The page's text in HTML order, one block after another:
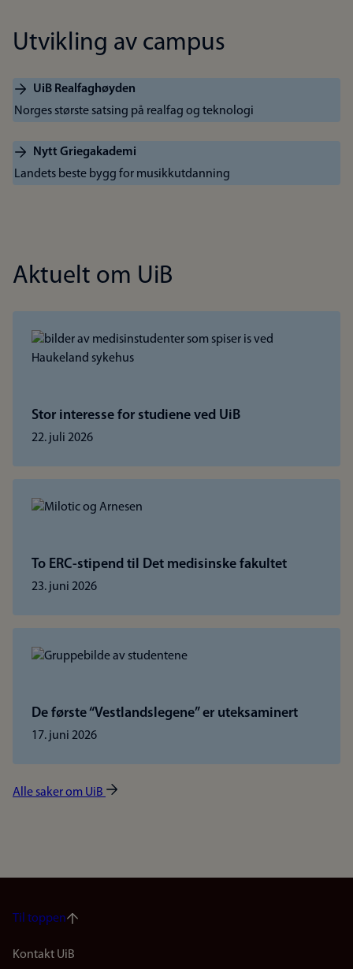
Utvikling av campus
UiB Realfaghøyden
Norges største satsing på realfag og teknologi
Nytt Griegakademi
Landets beste bygg for musikkutdanning
Aktuelt om UiB
Stor interesse for studiene ved UiB
22. juli 2026
To ERC-stipend til Det medisinske fakultet
23. juni 2026
De første “Vestlandslegene” er uteksaminert
17. juni 2026
Alle saker om UiB
Til toppen
Footer
Kontakt UiB